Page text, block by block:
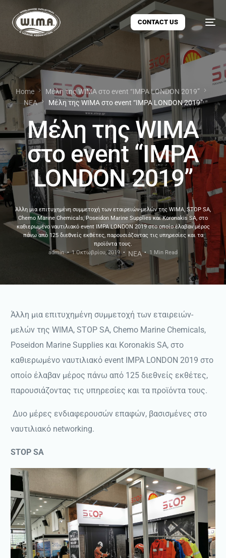
CONTACT US
Home
Μέλη της WIMA στο event “IMPA LONDON 2019”
ΝΕΑ
Μέλη της WIMA στο event “IMPA LONDON 2019”
Μέλη της WIMA
στο event “IMPA
LONDON 2019”
Άλλη μια επιτυχημένη συμμετοχή των εταιρειών-μελών της WIMA, STOP SA,
Chemo Marine Chemicals, Poseidon Marine Supplies και Koronakis SA, στο
καθιερωμένο ναυτιλιακό event IMPA LONDON 2019 στο οποίο έλαβαν μέρος
πάνω από 125 διεθνείς εκθέτες, παρουσιάζοντας τις υπηρεσίες και τα
προϊόντα τους.
admin
1 Οκτωβρίου, 2019 ΝΕΑ 1 Min Read
Άλλη μια επιτυχημένη συμμετοχή των εταιρειών-
μελών της WIMA, STOP SA, Chemo Marine Chemicals,
Poseidon Marine Supplies και Koronakis SA, στο
καθιερωμένο ναυτιλιακό event IMPA LONDON 2019 στο
οποίο έλαβαν μέρος πάνω από 125 διεθνείς εκθέτες,
παρουσιάζοντας τις υπηρεσίες και τα προϊόντα τους.
Δυο μέρες ενδιαφερουσών επαφών, βασισμένες στο
ναυτιλιακό networking.
STOP SA